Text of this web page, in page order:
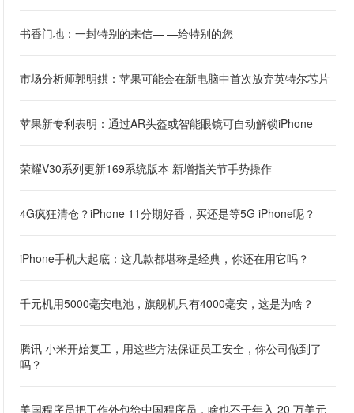
书香门地：一封特别的来信— —给特别的您
市场分析师郭明錤：苹果可能会在新电脑中首次放弃英特尔芯片
苹果新专利表明：通过AR头盔或智能眼镜可自动解锁iPhone
荣耀V30系列更新169系统版本 新增指关节手势操作
4G疯狂清仓？iPhone 11分期好香，买还是等5G iPhone呢？
iPhone手机大起底：这几款都堪称是经典，你还在用它吗？
千元机用5000毫安电池，旗舰机只有4000毫安，这是为啥？
腾讯 小米开始复工，用这些方法保证员工安全，你公司做到了
吗？
美国程序员把工作外包给中国程序员，啥也不干年入 20 万美元